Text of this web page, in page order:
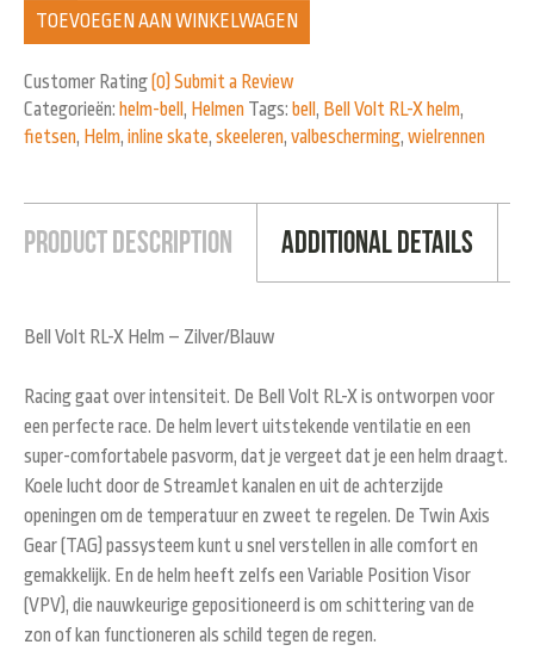
TOEVOEGEN AAN WINKELWAGEN
Customer Rating(0) Submit a Review
Categorieën: helm-bell , Helmen Tags: bell , Bell Volt RL-X helm,
fietsen, Helm, inline skate, skeeleren, valbescherming, wielrennen
Product Description Additional Details
Bell Volt RL-X Helm – Zilver/Blauw
Racing gaat over intensiteit. De Bell Volt RL-X is ontworpen voor
een perfecte race. De helm levert uitstekende ventilatie en een
super-comfortabele pasvorm, dat je vergeet dat je een helm draagt.
Koele lucht door de StreamJet kanalen en uit de achterzijde
openingen om de temperatuur en zweet te regelen. De Twin Axis
Gear (TAG) passysteem kunt u snel verstellen in alle comfort en
gemakkelijk. En de helm heeft zelfs een Variable Position Visor
(VPV), die nauwkeurige gepositioneerd is om schittering van de
zon of kan functioneren als schild tegen de regen.